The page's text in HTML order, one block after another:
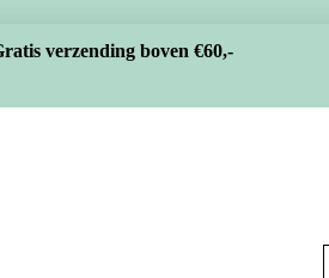
verzending boven €60,-